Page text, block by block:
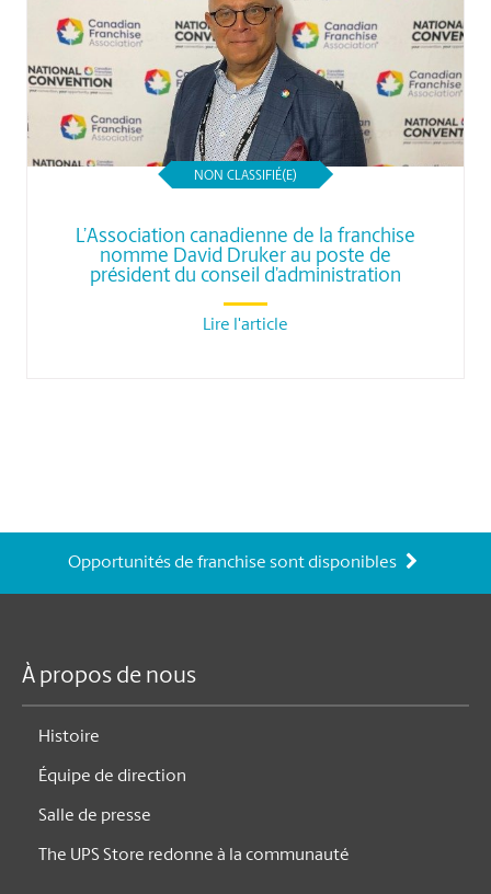
NON CLASSIFIÉ(E)
L’Association canadienne de la franchise
nomme David Druker au poste de
président du conseil d’administration
Lire l'article
Opportunités de franchise sont disponibles
À propos de nous
Histoire
Équipe de direction
Salle de presse
The UPS Store redonne à la communauté